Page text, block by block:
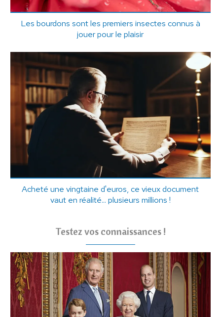
Les bourdons sont les premiers insectes connus à
jouer pour le plaisir
Acheté une vingtaine d'euros, ce vieux document
vaut en réalité... plusieurs millions !
Testez vos connaissances !